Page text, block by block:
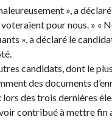
», a
pour nous. » «
», a déclaré le
candidats, dont le
des documents
des trois dernières
contribué à mettre fin